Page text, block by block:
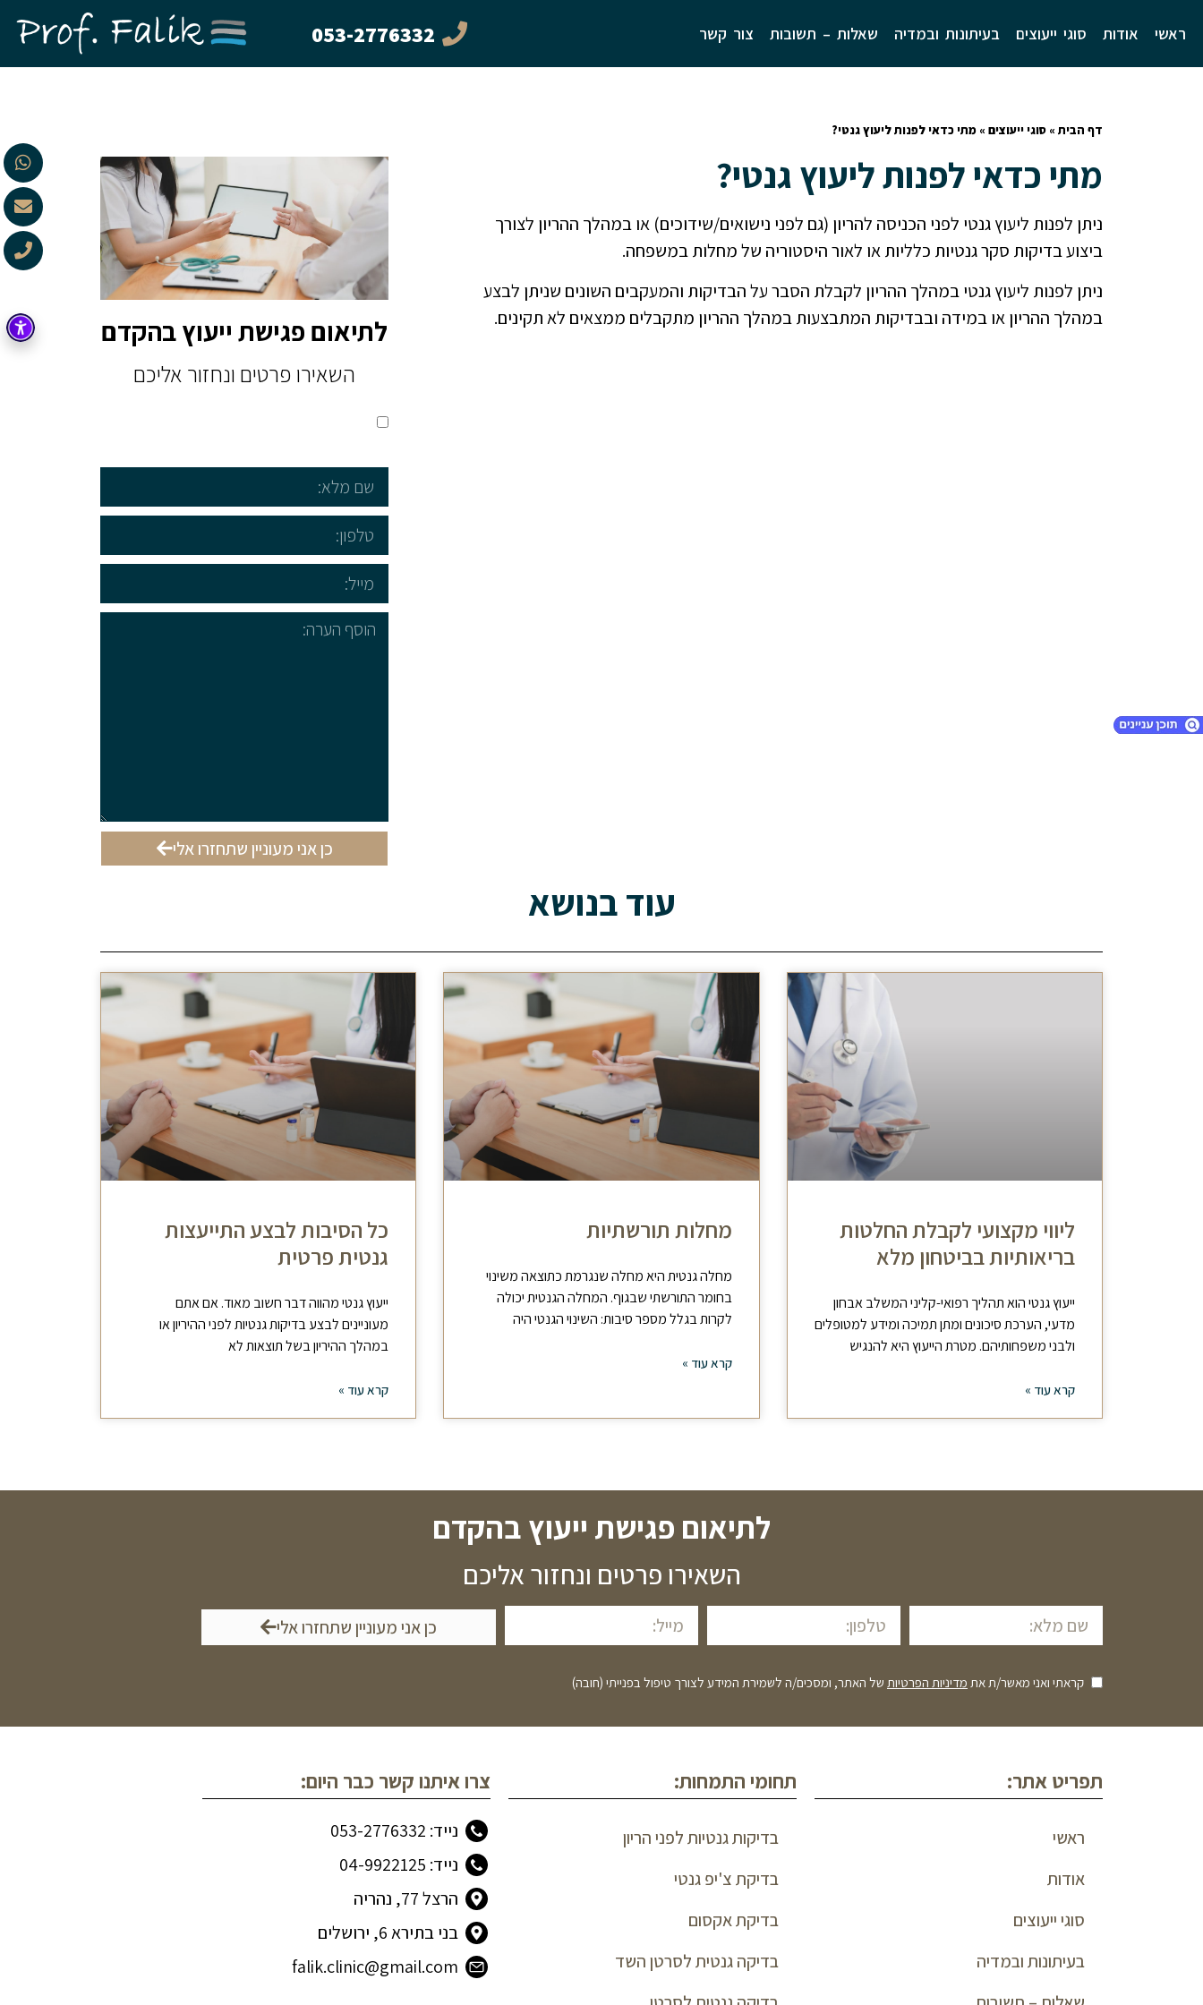
ראשי אודות סוגי ייעוצים בעיתונות ובמדיה שאלות – תשובות צור קשר 053-2776332
דף הבית » סוגי ייעוצים » מתי כדאי לפנות ליעוץ גנטי?
מתי כדאי לפנות ליעוץ גנטי?
ניתן לפנות ליעוץ גנטי לפני הכניסה להריון (גם לפני נישואים/שידוכים) או במהלך ההריון לצורך
ביצוע בדיקות סקר גנטיות כלליות או לאור היסטוריה של מחלות במשפחה.
ניתן לפנות ליעוץ גנטי במהלך ההריון לקבלת הסבר על הבדיקות והמעקבים השונים שניתן לבצע
במהלך ההריון או במידה ובבדיקות המתבצעות במהלך ההריון מתקבלים ממצאים לא תקינים.
לתיאום פגישת ייעוץ בהקדם
השאירו פרטים ונחזור אליכם
כן אני מעוניין שתחזרו אלי
עוד בנושא
ליווי מקצועי לקבלת החלטות
בריאותיות בביטחון מלא
ייעוץ גנטי הוא תהליך רפואי-קליני המשלב אבחון
מדעי, הערכת סיכונים ומתן תמיכה ומידע למטופלים
ולבני משפחותיהם. מטרת הייעוץ היא להנגיש
קרא עוד »
מחלות תורשתיות
מחלה גנטית היא מחלה שנגרמת כתוצאה משינוי
בחומר התורשתי שבגוף. המחלה הגנטית יכולה
לקרות בגלל מספר סיבות: השינוי הגנטי היה
קרא עוד »
כל הסיבות לבצע התייעצות
גנטית פרטית
ייעוץ גנטי מהווה דבר חשוב מאוד. אם אתם
מעוניינים לבצע בדיקות גנטיות לפני ההיריון או
במהלך ההיריון בשל תוצאות לא
קרא עוד »
לתיאום פגישת ייעוץ בהקדם
השאירו פרטים ונחזור אליכם
כן אני מעוניין שתחזרו אלי
קראתי ואני מאשר/ת את מדיניות הפרטיות של האתר, ומסכים/ה לשמירת המידע לצורך טיפול בפנייתי (חובה)
תפריט אתר:
ראשי
אודות
סוגי ייעוצים
בעיתונות ובמדיה
תחומי התמחות:
בדיקות גנטיות לפני הריון
בדיקת צ'יפ גנטי
בדיקת אקסום
בדיקה גנטית לסרטן השד
צרו איתנו קשר כבר היום:
נייד: 053-2776332
נייד: 04-9922125
הרצל 77, נהריה
בני בתירא 6, ירושלים
falik.clinic@gmail.com